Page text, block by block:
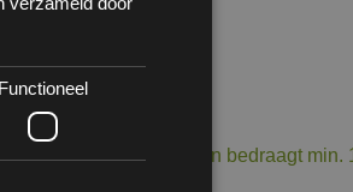
De levertermijn bedraagt min.
Functioneel